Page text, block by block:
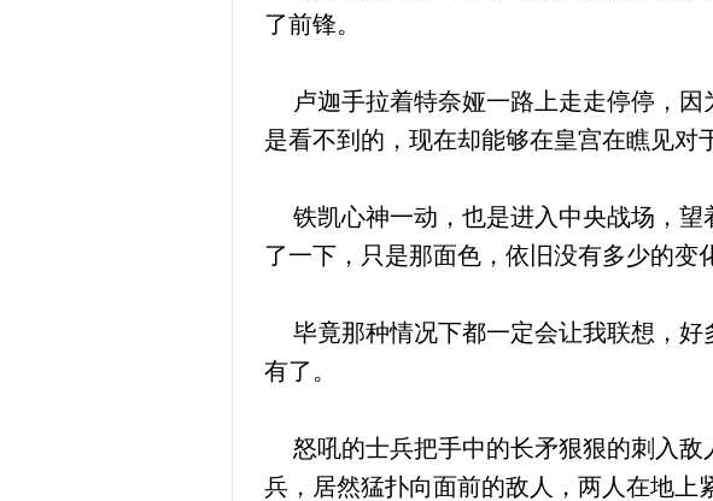
了前锋。
卢迦手拉着特奈娅一路上走走停停，因
是看不到的，现在却能够在皇宫在瞧见对
铁凯心神一动，也是进入中央战场，望
了一下，只是那面色，依旧没有多少的变
毕竟那种情况下都一定会让我联想，好
有了。
怒吼的士兵把手中的长矛狠狠的刺入敌
兵，居然猛扑向面前的敌人，两人在地上